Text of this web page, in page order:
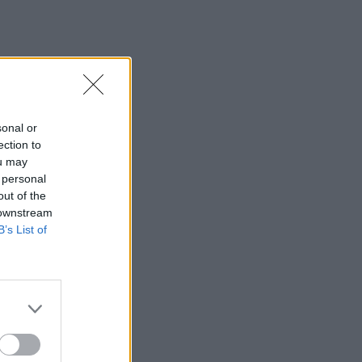
or
to
may
of the
List of
Κρήτη: Έδειχνε το 10χρονο κορίτσι και
ρωτούσε "πόσο;" - Έρευνες για
παιδεραστή τουρίστα - Δείτε βίντεο